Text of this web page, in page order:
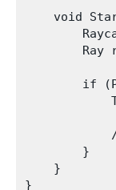
void
Ray
if
        }
    }